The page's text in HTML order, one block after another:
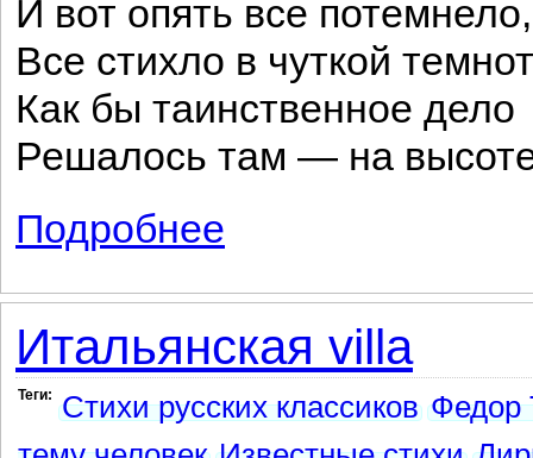
И вот опять все потемнело,
Все стихло в чуткой
Как бы таинственное дело
Решалось там — на
Подробнее
Итальянская villa
Теги: Стихи русских классиков Федор